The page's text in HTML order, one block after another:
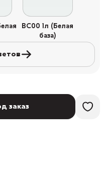
BC00 1л (Белая
база)
заказ